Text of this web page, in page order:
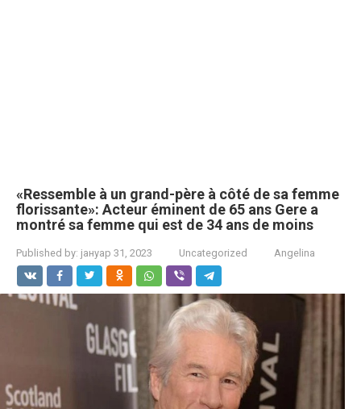
«Ressemble à un grand-père à côté de sa femme
florissante»: Acteur éminent de 65 ans Gere a
montré sa femme qui est de 34 ans de moins
Published by: јануар 31, 2023 Uncategorized Angelina